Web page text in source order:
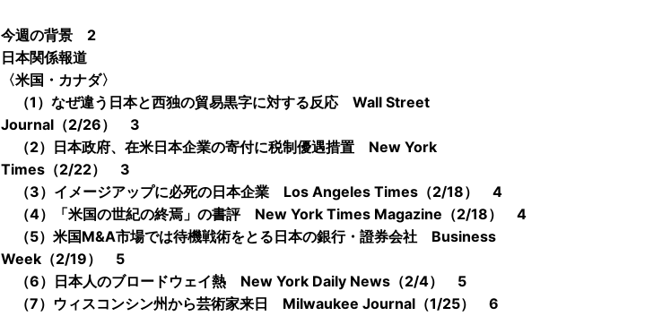
今週の背景 2
日本関係報道
〈米国・カナダ〉
（1）なぜ違う日本と西独の貿易黒字に対する反応 Wall Street
Journal（2/26） 3
（2）日本政府、在米日本企業の寄付に税制優遇措置 New York
Times（2/22） 3
（3）イメージアップに必死の日本企業 Los Angeles Times（2/18） 4
（4）「米国の世紀の終焉」の書評 New York Times Magazine（2/18） 4
（5）米国M&A市場では待機戦術をとる日本の銀行・證券会社 Business
Week（2/19） 5
（6）日本人のブロードウェイ熱 New York Daily News（2/4） 5
（7）ウィスコンシン州から芸術家来日 Milwaukee Journal（1/25） 6